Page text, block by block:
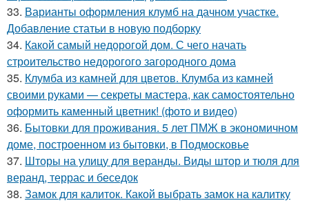
33. Варианты оформления клумб на дачном участке.
Добавление статьи в новую подборку
34. Какой самый недорогой дом. С чего начать
строительство недорогого загородного дома
35. Клумба из камней для цветов. Клумба из камней
своими руками — секреты мастера, как самостоятельно
оформить каменный цветник! (фото и видео)
36. Бытовки для проживания. 5 лет ПМЖ в экономичном
доме, построенном из бытовки, в Подмосковье
37. Шторы на улицу для веранды. Виды штор и тюля для
веранд, террас и беседок
38. Замок для калиток. Какой выбрать замок на калитку